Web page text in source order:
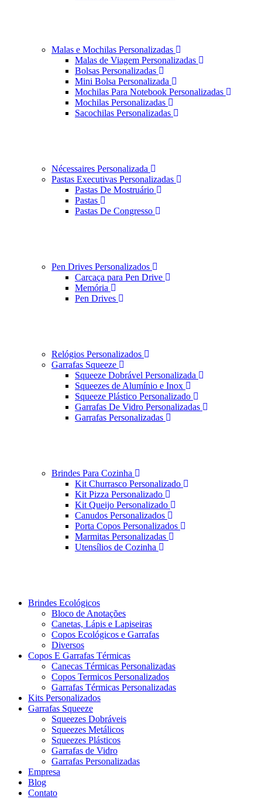
Malas e Mochilas Personalizadas
Malas de Viagem Personalizadas
Bolsas Personalizadas
Mini Bolsa Personalizada
Mochilas Para Notebook Personalizadas
Mochilas Personalizadas
Sacochilas Personalizadas
Nécessaires Personalizada
Pastas Executivas Personalizadas
Pastas De Mostruário
Pastas
Pastas De Congresso
Pen Drives Personalizados
Carcaça para Pen Drive
Memória
Pen Drives
Relógios Personalizados
Garrafas Squeeze
Squeeze Dobrável Personalizada
Squeezes de Alumínio e Inox
Squeeze Plástico Personalizado
Garrafas De Vidro Personalizadas
Garrafas Personalizadas
Brindes Para Cozinha
Kit Churrasco Personalizado
Kit Pizza Personalizado
Kit Queijo Personalizado
Canudos Personalizados
Porta Copos Personalizados
Marmitas Personalizadas
Utensílios de Cozinha
Brindes Ecológicos
Bloco de Anotações
Canetas, Lápis e Lapiseiras
Copos Ecológicos e Garrafas
Diversos
Copos E Garrafas Térmicas
Canecas Térmicas Personalizadas
Copos Termicos Personalizados
Garrafas Térmicas Personalizadas
Kits Personalizados
Garrafas Squeeze
Squeezes Dobráveis
Squeezes Metálicos
Squeezes Plásticos
Garrafas de Vidro
Garrafas Personalizadas
Empresa
Blog
Contato